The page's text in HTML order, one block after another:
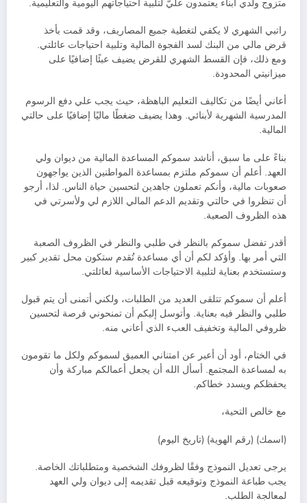
متزوج ولدي أبناء يعتمدون عليّ لتلبية احتياجاتهم اليومية والتعليمية.
راتبي الشهري لا يكفي لتغطية جميع المصاريف، وقد قمت بأخذ
قرض مالي من البنك لسد الفجوة المالية وتلبية احتياجات عائلتي.
ومع ذلك، فإن القسط الشهري للقرض يضيف عبئًا إضافيًا على
ميزانيتي المحدودة.
أعاني أيضًا من تكاليف التعليم الباهظة، حيث يجب علي دفع الرسوم
المدرسية الشهرية لأبنائي. وهذا يضيف ضغطًا ماليًا إضافيًا على حالتي
المالية.
بناءً على ما سبق، أناشد سموكم المساعدة المالية من ديوان ولي
العهد. أعلم أن سموكم ملتزم بمساعدة المواطنين الذين يواجهون
صعوبات مالية، وأنكم تعملون جاهدين لتحسين حياة الناس. لذا، أرجو
أن تنظروا في حالتي وتقديم الدعم المالي اللازم لي ولأسرتي في
هذه الظروف الصعبة.
أقدر تفضل سموكم بالنظر في طلبي والنظر في الظروف الصعبة
التي أمر بها. وأؤكد لكم أن أي مساعدة تُقدم ستكون محل تقدير كبير
وستستخدم بعناية لتلبية الاحتياجات الأساسية لعائلتي.
أعلم أن سموكم تتلقى العديد من الطلبات، ولكني أتمنى أن يتم قبول
طلبي والنظر فيه بعناية. وأتوسل إليكم أن تمنحوني فرصة لتحسين
ظروفي المالية وتخفيف العبء الذي أعاني منه.
في الختام، أود أن أعبر عن امتناني العميق لسموكم ولكل ما تقومون
به لمساعدة المجتمع. أسأل الله أن يجعل أعمالكم مباركة وأن
يحفظكم ويسدد خطاكم.
مع خالص التحية،
(اسمك) (رقم الهوية) (تاريخ اليوم)
يرجى تعديل النموذج وفقًا لظروفك الشخصية ومتطلباتك الخاصة.
يجب طباعة النموذج وتوقيعه قبل تقديمه إلى ديوان ولي العهد
لمعالجة الطلب.